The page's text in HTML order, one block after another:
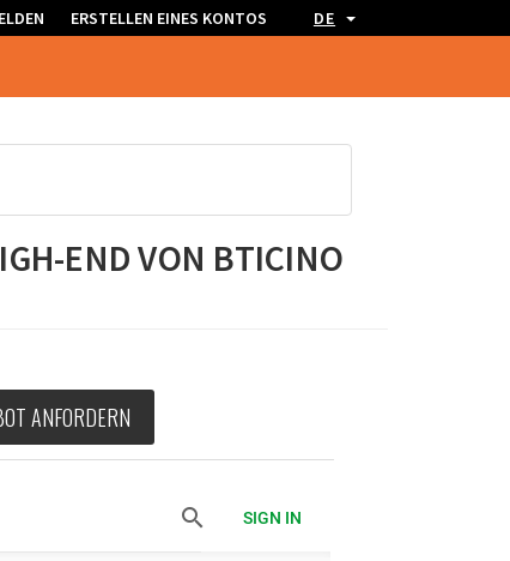
ERSTELLEN EINES KONTOS DE
END VON BTICINO
ANFORDERN